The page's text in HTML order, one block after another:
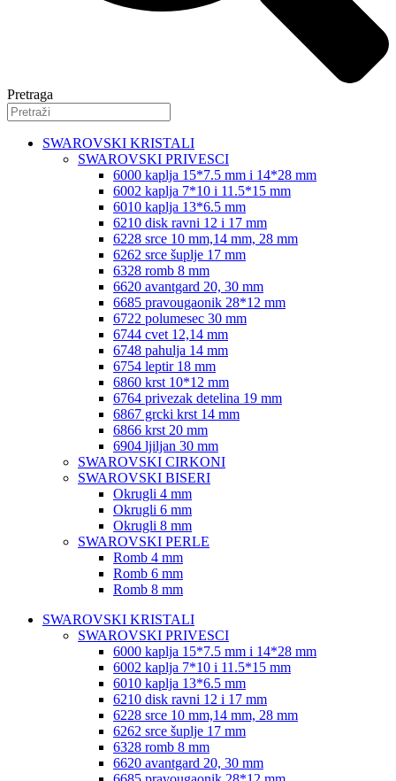
Pretraga
SWAROVSKI KRISTALI
SWAROVSKI PRIVESCI
6000 kaplja 15*7.5 mm i 14*28 mm
6002 kaplja 7*10 i 11.5*15 mm
6010 kaplja 13*6.5 mm
6210 disk ravni 12 i 17 mm
6228 srce 10 mm,14 mm, 28 mm
6262 srce šuplje 17 mm
6328 romb 8 mm
6620 avantgard 20, 30 mm
6685 pravougaonik 28*12 mm
6722 polumesec 30 mm
6744 cvet 12,14 mm
6748 pahulja 14 mm
6754 leptir 18 mm
6860 krst 10*12 mm
6764 privezak detelina 19 mm
6867 grcki krst 14 mm
6866 krst 20 mm
6904 ljiljan 30 mm
SWAROVSKI CIRKONI
SWAROVSKI BISERI
Okrugli 4 mm
Okrugli 6 mm
Okrugli 8 mm
SWAROVSKI PERLE
Romb 4 mm
Romb 6 mm
Romb 8 mm
SWAROVSKI KRISTALI
SWAROVSKI PRIVESCI
6000 kaplja 15*7.5 mm i 14*28 mm
6002 kaplja 7*10 i 11.5*15 mm
6010 kaplja 13*6.5 mm
6210 disk ravni 12 i 17 mm
6228 srce 10 mm,14 mm, 28 mm
6262 srce šuplje 17 mm
6328 romb 8 mm
6620 avantgard 20, 30 mm